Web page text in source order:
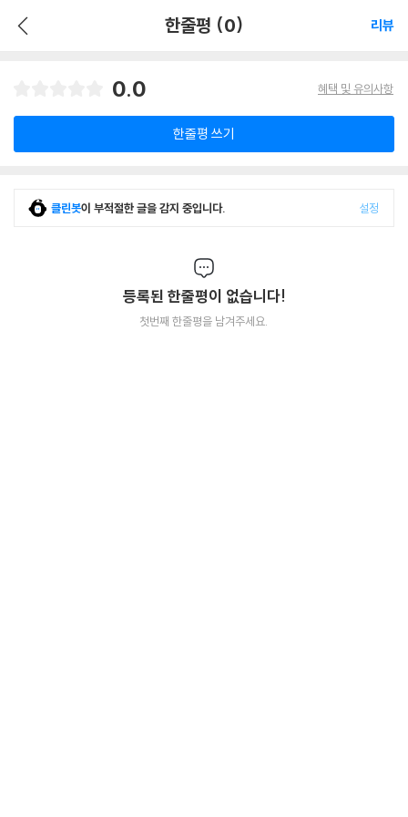
한줄평 (0) 리뷰
0.0 혜택 및 유의사항
한줄평 쓰기
클린봇이 부적절한 글을 감지 중입니다. 설정
등록된 한줄평이 없습니다!
첫번째 한줄평을 남겨주세요.